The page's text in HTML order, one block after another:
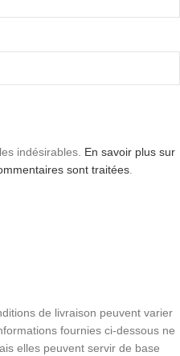
indésirables. En savoir plus sur
sont traitées.
de livraison peuvent varier
fournies ci-dessous ne
elles peuvent servir de base